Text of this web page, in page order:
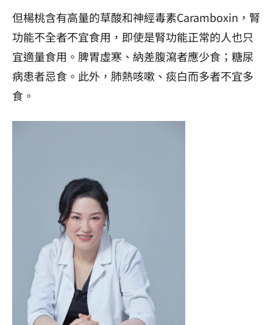
但楊桃含有高量的草酸和神經毒素Caramboxin，腎
功能不全者不宜食用，即使是腎功能正常的人也只
宜適量食用。脾胃虛寒、納差腹瀉者應少食；糖尿
病患者忌食。此外，肺熱咳嗽、痰白而多者不宜多
食。